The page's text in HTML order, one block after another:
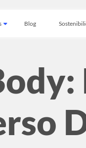
Blog